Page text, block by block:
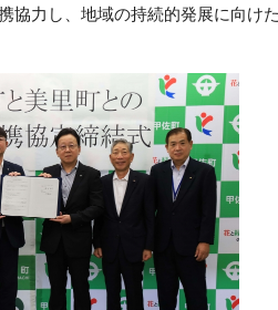
力し、地域の持続的発展に向け